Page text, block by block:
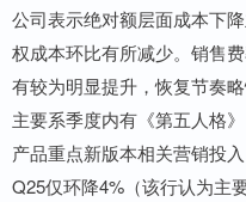
公司表示绝对额层面成本下
权成本环比有所减少。销售
有较为明显提升，恢复节奏
主要系季度内有《第五人格
产品重点新版本相关营销投
Q25仅环降4%（该行认为主